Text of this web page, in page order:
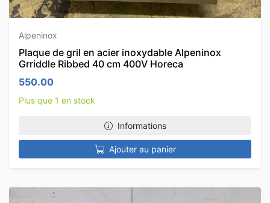
Alpeninox
Plaque de gril en acier inoxydable Alpeninox
Grriddle Ribbed 40 cm 400V Horeca
550.00
Plus que 1 en stock
Informations
Ajouter au panier